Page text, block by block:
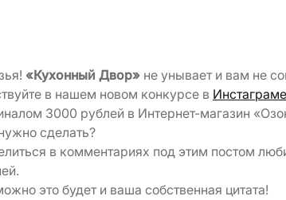
«Кухонный Двор» не унывает и вам не
в нашем новом конкурсе в Инстаграме
3000 рублей в Интернет-магазин
сделать?
в комментариях под этим постом
это будет и ваша собственная цитата!